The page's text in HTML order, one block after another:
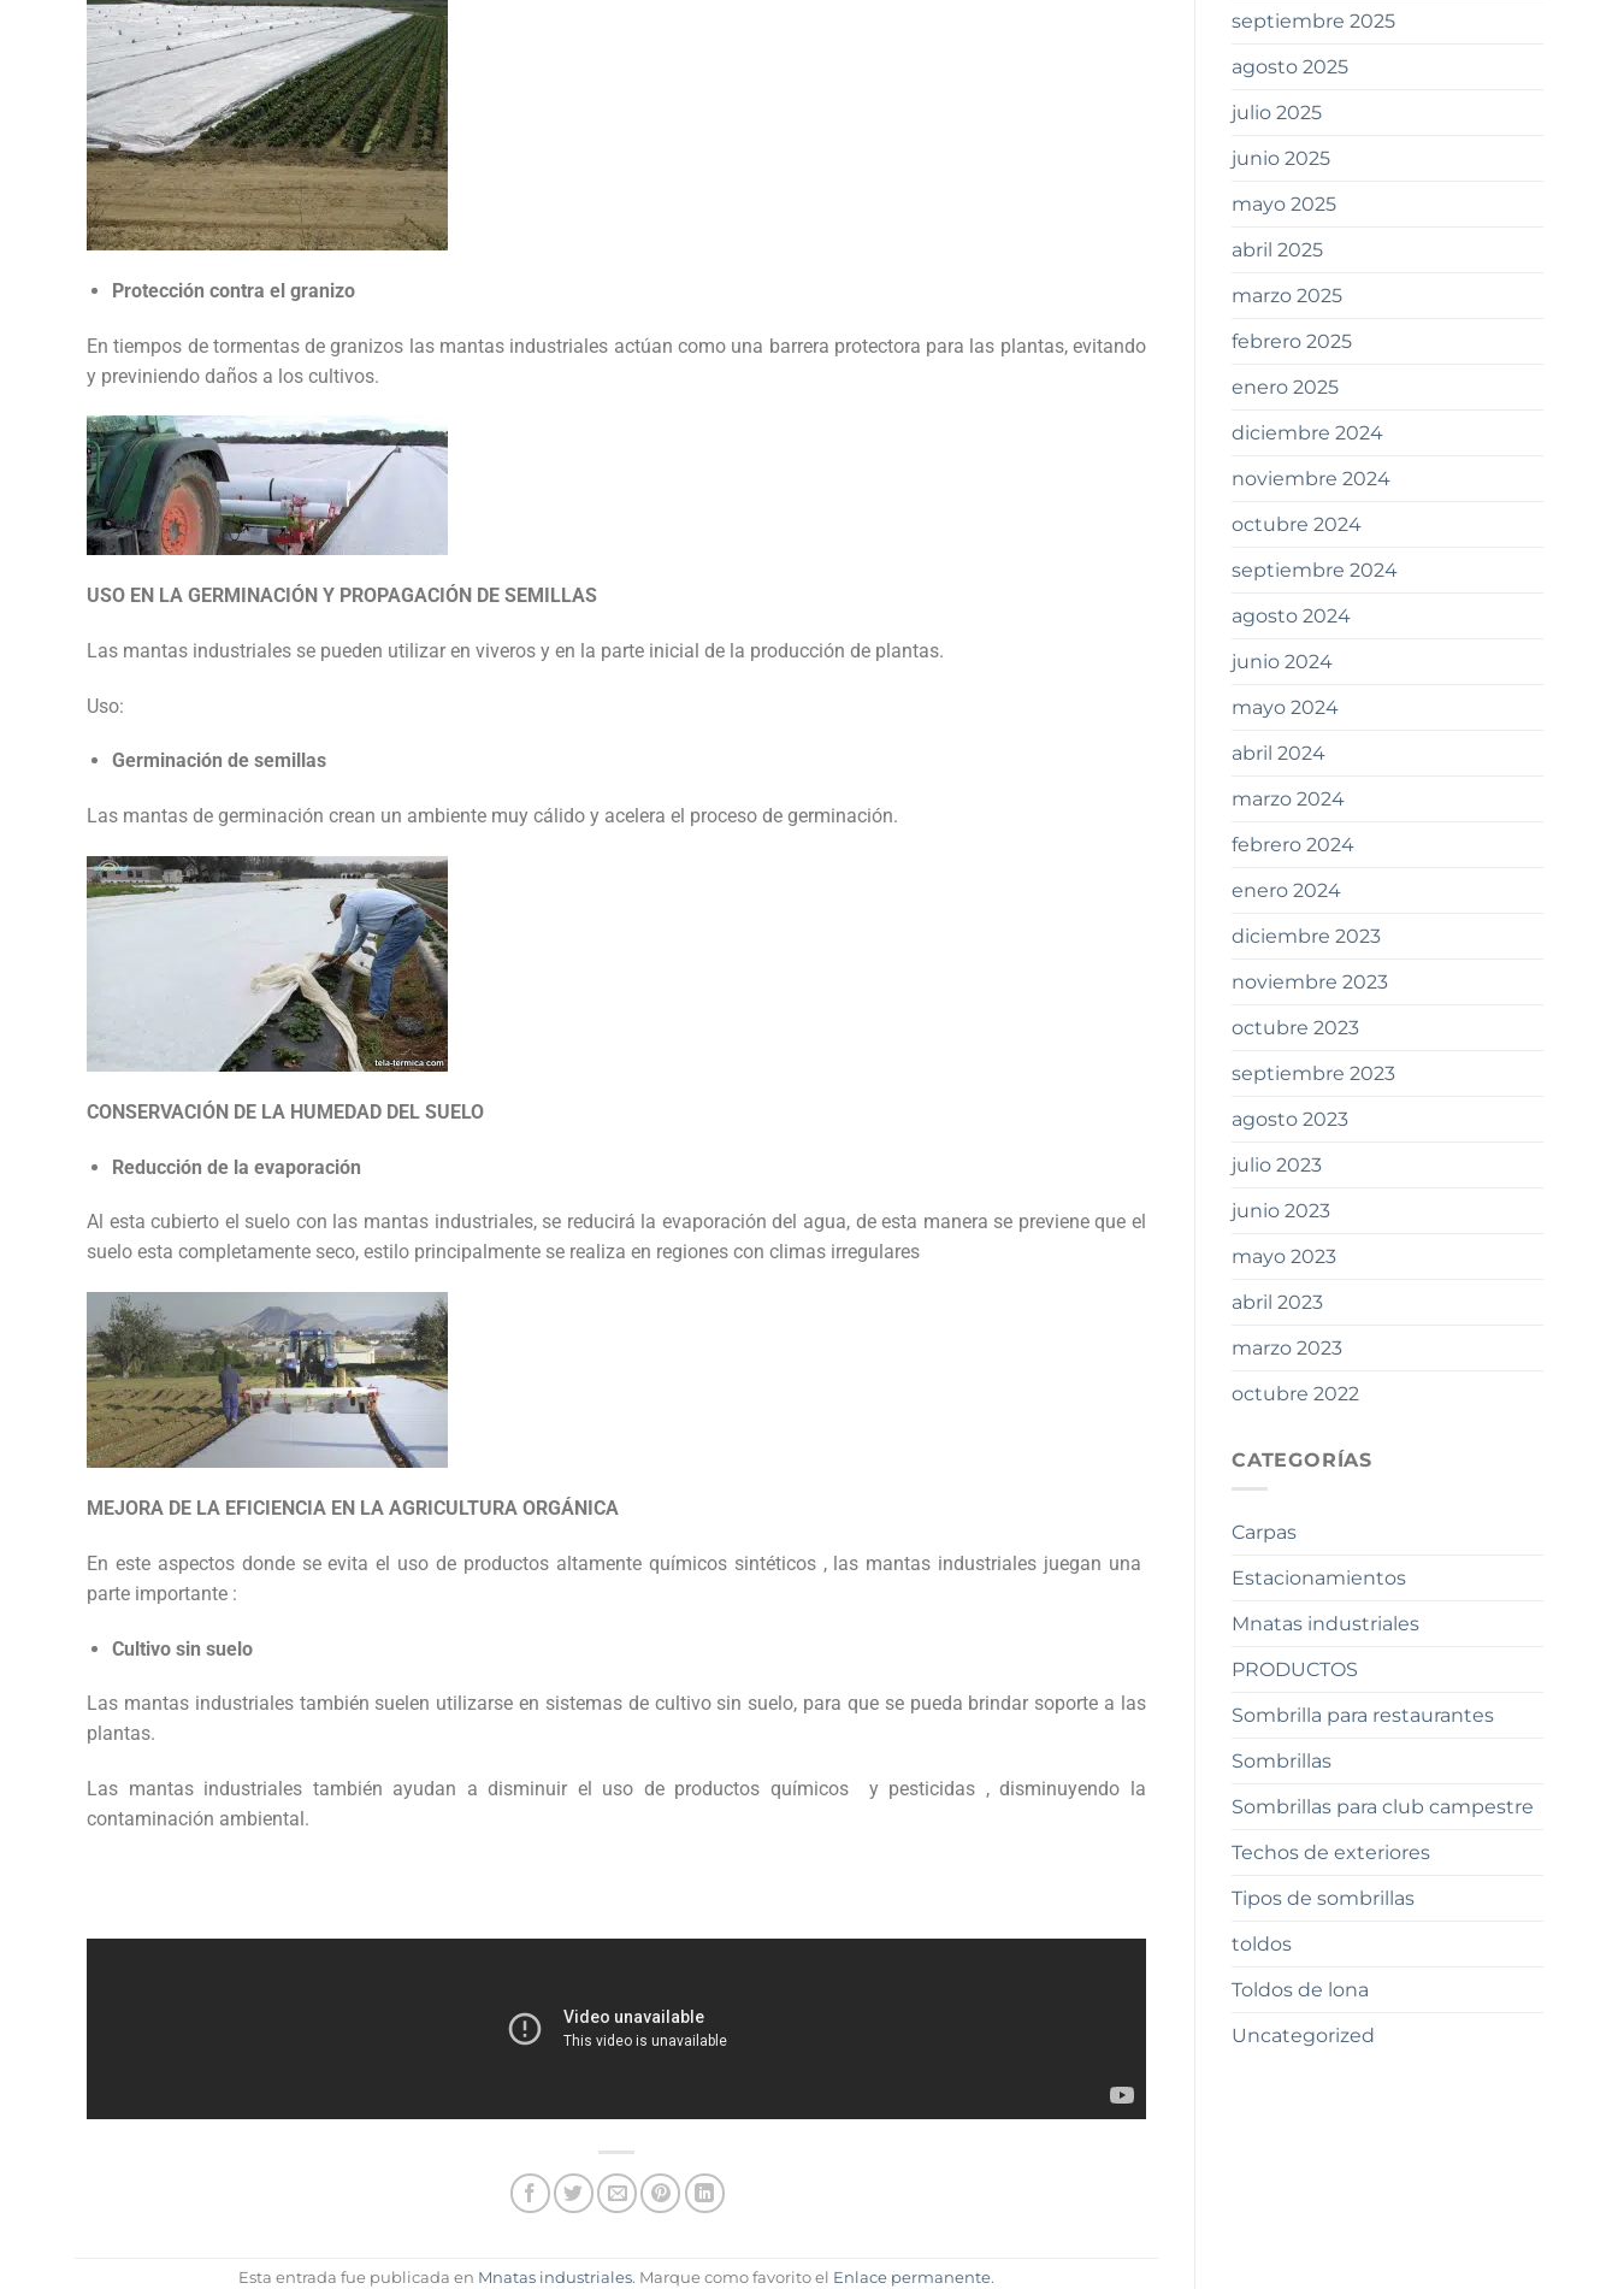
Protección contra el granizo
En tiempos de tormentas de granizos las mantas industriales actúan como una barrera protectora para las plantas, evitando
y previniendo daños a los cultivos.
USO EN LA GERMINACIÓN Y PROPAGACIÓN DE SEMILLAS
Las mantas industriales se pueden utilizar en viveros y en la parte inicial de la producción de plantas.
Uso:
Germinación de semillas
Las mantas de germinación crean un ambiente muy cálido y acelera el proceso de germinación.
CONSERVACIÓN DE LA HUMEDAD DEL SUELO
Reducción de la evaporación
Al esta cubierto el suelo con las mantas industriales, se reducirá la evaporación del agua, de esta manera se previene que el
suelo esta completamente seco, estilo principalmente se realiza en regiones con climas irregulares
MEJORA DE LA EFICIENCIA EN LA AGRICULTURA ORGÁNICA
En este aspectos donde se evita el uso de productos altamente químicos sintéticos , las mantas industriales juegan una
parte importante :
Cultivo sin suelo
Las mantas industriales también suelen utilizarse en sistemas de cultivo sin suelo, para que se pueda brindar soporte a las
plantas.
Las mantas industriales también ayudan a disminuir el uso de productos químicos y pesticidas , disminuyendo la
contaminación ambiental.
Esta entrada fue publicada en Mnatas industriales. Marque como favorito el Enlace permanente.
septiembre 2025
agosto 2025
julio 2025
junio 2025
mayo 2025
abril 2025
marzo 2025
febrero 2025
enero 2025
diciembre 2024
noviembre 2024
octubre 2024
septiembre 2024
agosto 2024
junio 2024
mayo 2024
abril 2024
marzo 2024
febrero 2024
enero 2024
diciembre 2023
noviembre 2023
octubre 2023
septiembre 2023
agosto 2023
julio 2023
junio 2023
mayo 2023
abril 2023
marzo 2023
octubre 2022
CATEGORÍAS
Carpas
Estacionamientos
Mnatas industriales
PRODUCTOS
Sombrilla para restaurantes
Sombrillas
Sombrillas para club campestre
Techos de exteriores
Tipos de sombrillas
toldos
Toldos de lona
Uncategorized